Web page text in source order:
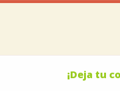
¡Deja tu